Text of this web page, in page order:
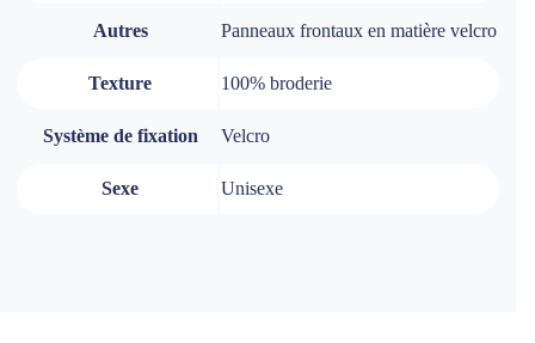
Autres Panneaux frontaux en matière velcro
Texture 100% broderie
Système de fixation Velcro
Sexe Unisexe